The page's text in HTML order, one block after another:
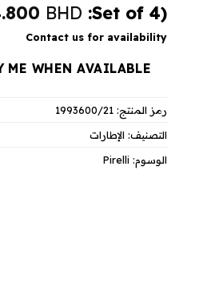
(Set of 4:
BHD
Contact us for availability
ME WHEN AVAILABLE
رمز المنتج: 1993600/21
التصنيف: الإطارات
الوسوم: Pirelli